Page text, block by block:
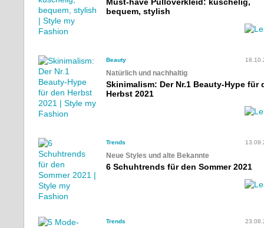
bequem, stylish
Beauty
Natürlich und nachhaltig
Skinimalism: Der Nr.1 Beauty-Hype für
Herbst 2021
Trends
Neue Styles und alte Bekannte
6 Schuhtrends für den Sommer 2021
Trends